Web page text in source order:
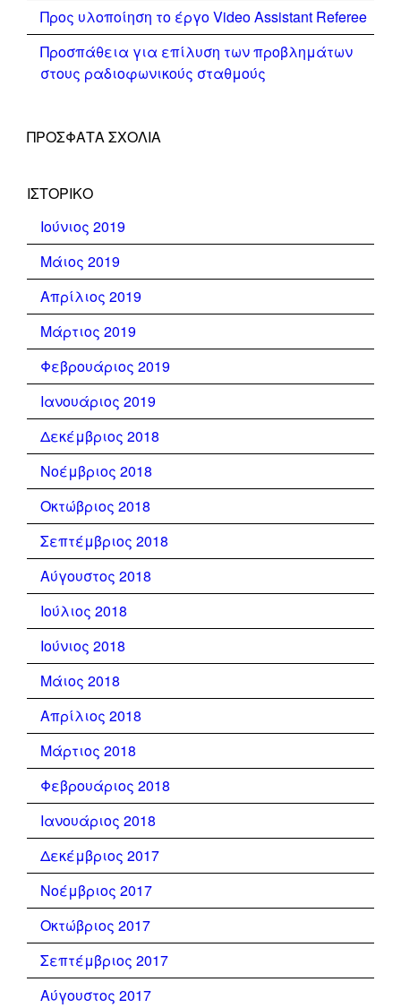
Προς υλοποίηση το έργο Video Assistant Referee
Προσπάθεια για επίλυση των προβλημάτων
στους ραδιοφωνικούς σταθμούς
ΠΡΌΣΦΑΤΑ ΣΧΌΛΙΑ
ΙΣΤΟΡΙΚΌ
Ιούνιος 2019
Μάιος 2019
Απρίλιος 2019
Μάρτιος 2019
Φεβρουάριος 2019
Ιανουάριος 2019
Δεκέμβριος 2018
Νοέμβριος 2018
Οκτώβριος 2018
Σεπτέμβριος 2018
Αύγουστος 2018
Ιούλιος 2018
Ιούνιος 2018
Μάιος 2018
Απρίλιος 2018
Μάρτιος 2018
Φεβρουάριος 2018
Ιανουάριος 2018
Δεκέμβριος 2017
Νοέμβριος 2017
Οκτώβριος 2017
Σεπτέμβριος 2017
Αύγουστος 2017